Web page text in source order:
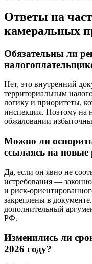
Ответы на
камеральных
Обязательны ли
Нет, это внутренний
территориальным
логику и приоритеты,
инспекция. Поэтому на
обжаловании
Можно ли
ссылаясь на новые
Да, если он явно не
истребования —
и риск-
закреплены в
дополнительный
РФ.
Изменились ли
2026 году?